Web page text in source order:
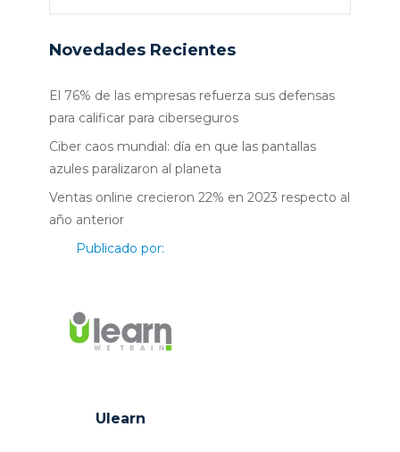
Novedades Recientes
El 76% de las empresas refuerza sus defensas
para calificar para ciberseguros
Ciber caos mundial: día en que las pantallas
azules paralizaron al planeta
Ventas online crecieron 22% en 2023 respecto al
año anterior
Publicado por:
Ulearn